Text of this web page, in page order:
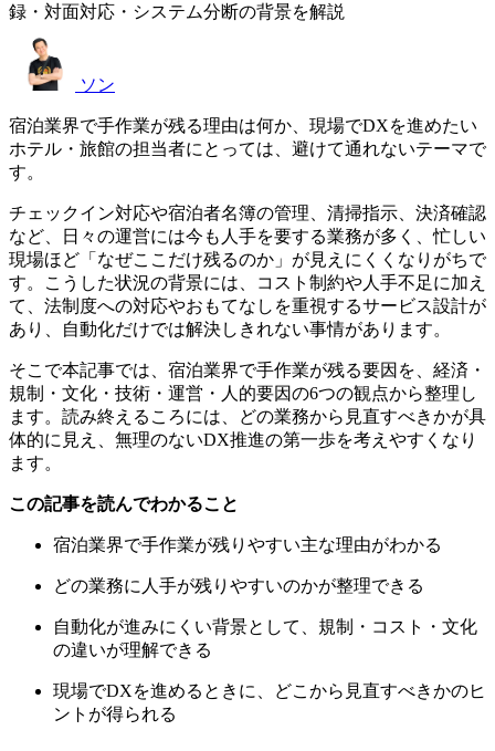
録・対面対応・システム分断の背景を解説
ソン
宿泊業界で手作業が残る理由は何か、現場でDXを進めたい
ホテル・旅館の担当者にとっては、避けて通れないテーマで
す。
チェックイン対応や宿泊者名簿の管理、清掃指示、決済確認
など、日々の運営には今も人手を要する業務が多く、忙しい
現場ほど「なぜここだけ残るのか」が見えにくくなりがちで
す。こうした状況の背景には、コスト制約や人手不足に加え
て、法制度への対応やおもてなしを重視するサービス設計が
あり、自動化だけでは解決しきれない事情があります。
そこで本記事では、宿泊業界で手作業が残る要因を、経済・
規制・文化・技術・運営・人的要因の6つの観点から整理し
ます。読み終えるころには、どの業務から見直すべきかが具
体的に見え、無理のないDX推進の第一歩を考えやすくなり
ます。
この記事を読んでわかること
宿泊業界で手作業が残りやすい主な理由がわかる
どの業務に人手が残りやすいのかが整理できる
自動化が進みにくい背景として、規制・コスト・文化
の違いが理解できる
現場でDXを進めるときに、どこから見直すべきかのヒ
ントが得られる